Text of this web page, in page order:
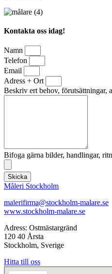
Kontakta oss idag!
Namn
Telefon
Email
Adress + Ort
Beskriv ert behov, förutsättningar,
Bifoga gärna bilder, handlingar,
Skicka
Måleri Stockholm
malerifirma@stockholm-malare.se
www.stockholm-malare.se
Adress: Ostmästargränd
120 40 Årsta
Stockholm, Sverige
Hitta till oss